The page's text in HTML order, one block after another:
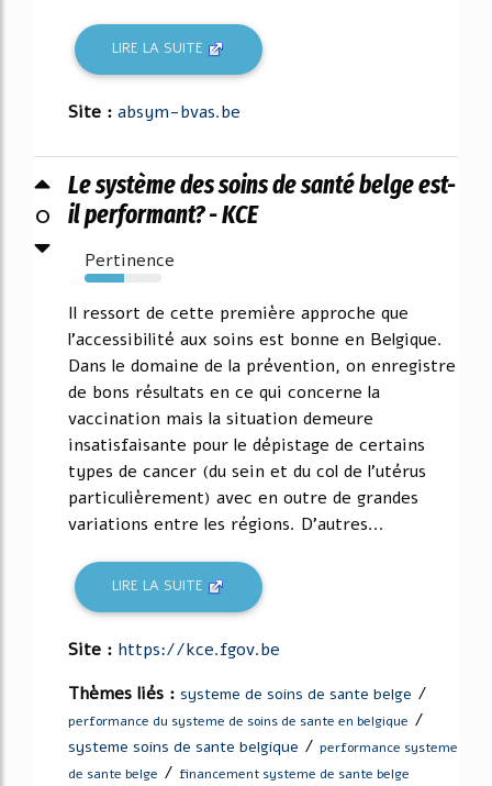
LIRE LA SUITE
Site : absym-bvas.be
0
Le système des soins de santé belge est-
il performant? - KCE
Pertinence
52%
Il ressort de cette première approche que
l'accessibilité aux soins est bonne en Belgique.
Dans le domaine de la prévention, on enregistre
de bons résultats en ce qui concerne la
vaccination mais la situation demeure
insatisfaisante pour le dépistage de certains
types de cancer (du sein et du col de l'utérus
particulièrement) avec en outre de grandes
variations entre les régions. D'autres...
LIRE LA SUITE
Site : https://kce.fgov.be
Thèmes liés : systeme de soins de sante belge /
performance du systeme de soins de sante en belgique /
systeme soins de sante belgique / performance systeme
de sante belge / financement systeme de sante belge